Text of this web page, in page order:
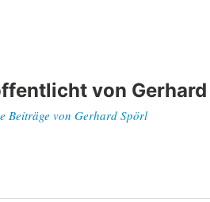
von
Beiträge von Gerhard Spörl